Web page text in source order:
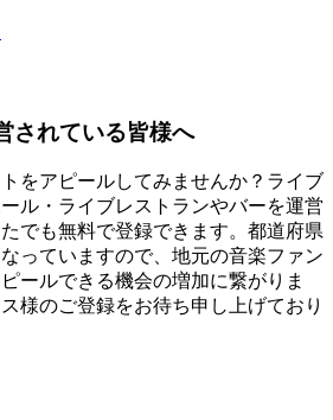
されている皆様へ
をアピールしてみませんか？ライブ
ル・ライブレストランやバーを運営
でも無料で登録できます。都道府県
っていますので、地元の音楽ファン
ールできる機会の増加に繋がりま
様のご登録をお待ち申し上げており